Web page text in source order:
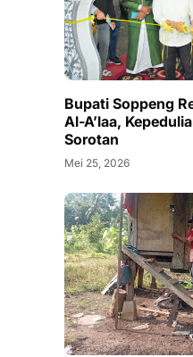
Bupati Soppeng
Al-A’laa,
Sorotan
Mei 25, 2026